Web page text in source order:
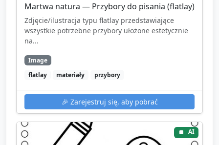
Martwa natura — Przybory do pisania (flatlay)
Zdjęcie/ilustracja typu flatlay przedstawiające
wszystkie potrzebne przybory ułożone estetycznie
na...
Image
flatlay
materiały przybory
🎉 Zarejestruj się, aby pobrać
AI